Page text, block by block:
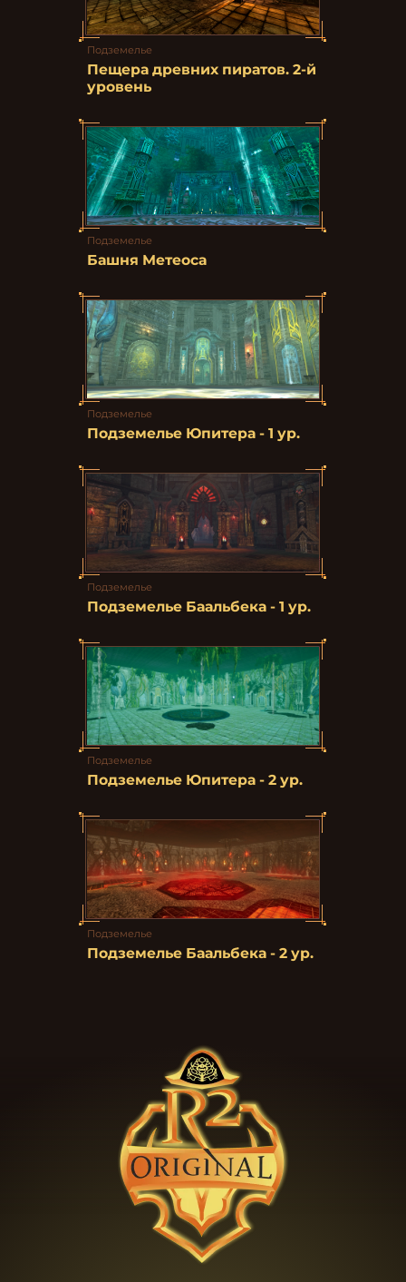
Подземелье
Пещера древних пиратов. 2-й
уровень
Подземелье
Башня Метеоса
Подземелье
Подземелье Юпитера - 1 ур.
Подземелье
Подземелье Баальбека - 1 ур.
Подземелье
Подземелье Юпитера - 2 ур.
Подземелье
Подземелье Баальбека - 2 ур.